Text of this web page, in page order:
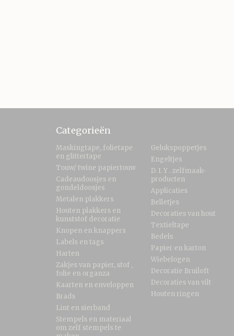
Categorieën
Maskingtape, folietape
en glittertape
Touw/ twine papiertouw
Cadeaudoosjes en
gondeldoosjes
Metalen plakkers
Houten plakkers en
kunststof decoratie
Knopen en knappers
Labels en tags
Harten
Zakjes van papier, stof ,
folie en organza
Kaarten en enveloppen
Brads
Lint en sierband
Stempels en materiaal
om zelf stempels te
Gelukspoppetjes
Engeltjes
D. I. Y . zelfmaak-
producten
Applicaties
Belletjes
Decoraties van hout
Textieltape
Bedels
Papier en karton
Wiebelogen
Decoratie Bruiloft
Decoraties van vilt
Houten ringen